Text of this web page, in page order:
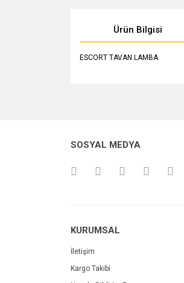
Ürün Bilgisi
ESCORT TAVAN LAMBA
Ürün açıklamasında
SOSYAL MEDYA
KURUMSAL
İletişim
Kargo Takibi